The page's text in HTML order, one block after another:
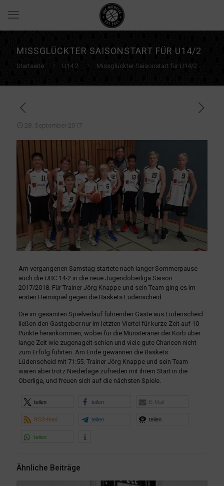
MISSGLÜCKTER SAISONSTART FÜR U14/2
Startseite U14 2 Missglückter Saisonstart für U14/2
28. September 2017
Am vergangenen Samstag startete nach langer Sommerpause
auch die UBC 14-2 in die neue Jugendoberliga Saison
2017/2018. Für Trainer Jörg Knappe und sein Team ging es im
ersten Heimspiel gegen die Baskets Lüdenscheid.
Die im gesamten Spielverlauf führenden Gäste aus Lüdenscheid
ließen den Gastgeber nur im letzten Viertel für kurze Zeit auf 10
Punkte herankommen, wobei für die Münsteraner der Korb über
lange Zeit wie zugenagelt schien und viele gute Chancen nicht
zum Erfolg führten. Am Ende gewannen die Baskets
Lüdenscheid mit 71:55. Trainer Jörg Knappe und sein Team
waren aber trotz Niederlage zufrieden mit ihrem Start in die
Oberliga, und freuen sich auf die nächsten Spiele.
teilen teilen E-Mail
RSS-feed teilen teilen
teilen
Ähnliche Beiträge